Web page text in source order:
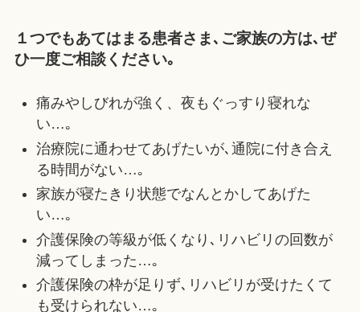
１つでもあてはまる患者さま､ご家族の方は､ぜ
ひ一度ご相談ください｡
痛みやしびれが強く、夜もぐっすり寝れな
い…｡
治療院に通わせてあげたいが､通院に付き合え
る時間がない…｡
家族が寝たきり状態でなんとかしてあげた
い…｡
介護保険の等級が低くなり､リハビリの回数が
減ってしまった…｡
介護保険の枠が足りず､リハビリが受けたくて
も受けられない…｡